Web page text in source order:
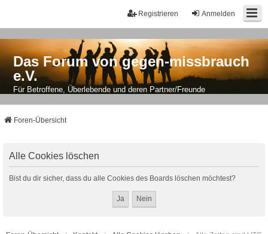
Anmelden
Registrieren
Das Forum von gegen-missbrauch
e.V.
Für Betroffene, Überlebende und deren Partner/Freunde
Foren-Übersicht
Alle Cookies löschen
Bist du dir sicher, dass du alle Cookies des Boards löschen möchtest?